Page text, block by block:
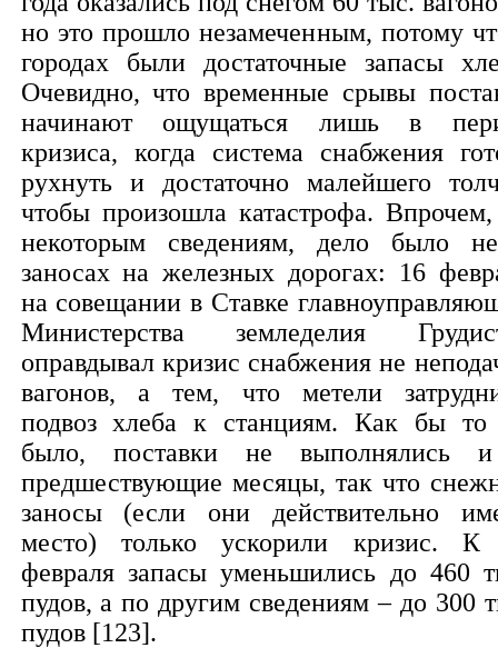
но это прошло незамеченным, потому
городах были достаточные запасы
Очевидно, что временные срывы
начинают ощущаться лишь в
кризиса, когда система снабжения
рухнуть и достаточно малейшего
чтобы произошла катастрофа.
некоторым сведениям, дело было
заносах на железных дорогах: 16
на совещании в Ставке
Министерства земледелия
оправдывал кризис снабжения не
вагонов, а тем, что метели
подвоз хлеба к станциям. Как бы
было, поставки не выполнялись
предшествующие месяцы, так что
заносы (если они действительно
место) только ускорили кризис. К
февраля запасы уменьшились до 460
пудов, а по другим сведениям – до 300
пудов [123].